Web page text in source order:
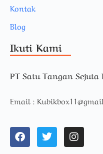
Kontak
Blog
Ikuti Kami
PT Satu Tangan Sejuta
Email :